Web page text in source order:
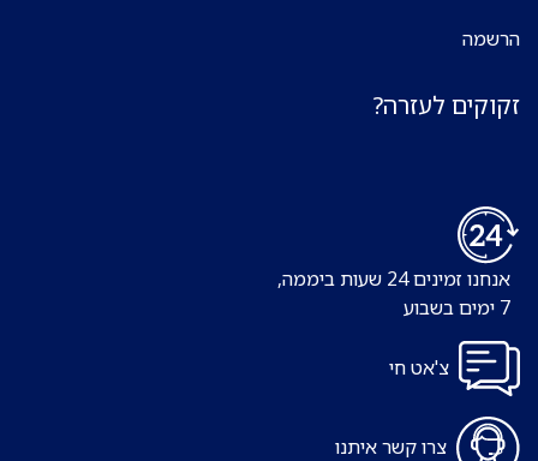
הרשמה
זקוקים לעזרה?
אנחנו זמינים 24 שעות ביממה,
צ'אט חי
צרו קשר איתנו